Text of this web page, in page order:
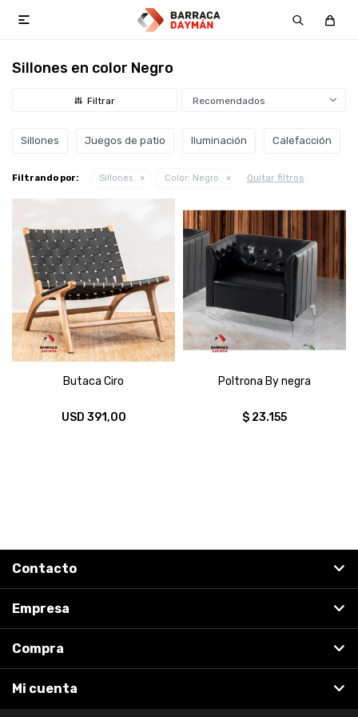

Sillones en color Negro
Recomendados
Sillones Juegos de patio Iluminación Calefacción
Filtrando por: Sillones Color: Negro Quitar filtros
Butaca Ciro
USD 391,00
Poltrona By negra
$ 23.155
Contacto
Empresa
Compra
Mi cuenta